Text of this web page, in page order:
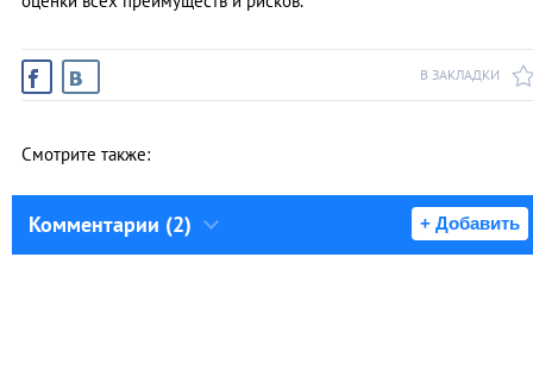
В ЗАКЛАДКИ
Смотрите также:
Комментарии (2) + Добавить